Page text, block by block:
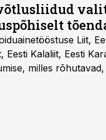
Liit,
Eesti Kalaliit, Eesti
milles